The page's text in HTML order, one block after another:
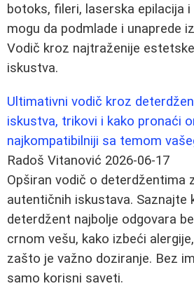
botoks, fileri, laserska epilacija
mogu da podmlade i unaprede
Vodič kroz najtraženije
iskustva.
Ultimativni vodič kroz
iskustva, trikovi i kako pronaći
najkompatibilniji sa temom
Radoš Vitanović 2026-06-17
Opširan vodič o deterdžentima
autentičnih iskustava. Saznajte
deterdžent najbolje odgovara
crnom vešu, kako izbeći
zašto je važno doziranje. Bez
samo korisni saveti.